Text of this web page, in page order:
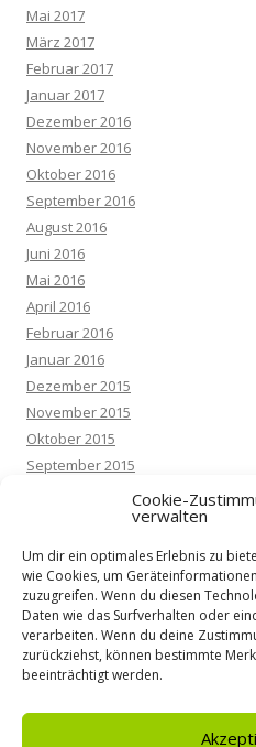
Cookie-
verwalten
Um dir ein optimales Erlebnis zu
wie Cookies, um
zuzugreifen. Wenn du diesen
Daten wie das Surfverhalten oder
verarbeiten. Wenn du deine
zurückziehst, können bestimmte
beeinträchtigt werden.
Mai 2017
März 2017
Februar 2017
Januar 2017
Dezember 2016
November 2016
Oktober 2016
September 2016
August 2016
Juni 2016
Mai 2016
April 2016
Februar 2016
Januar 2016
Dezember 2015
November 2015
Oktober 2015
September 2015
META
Anmelden
Feed der Einträge